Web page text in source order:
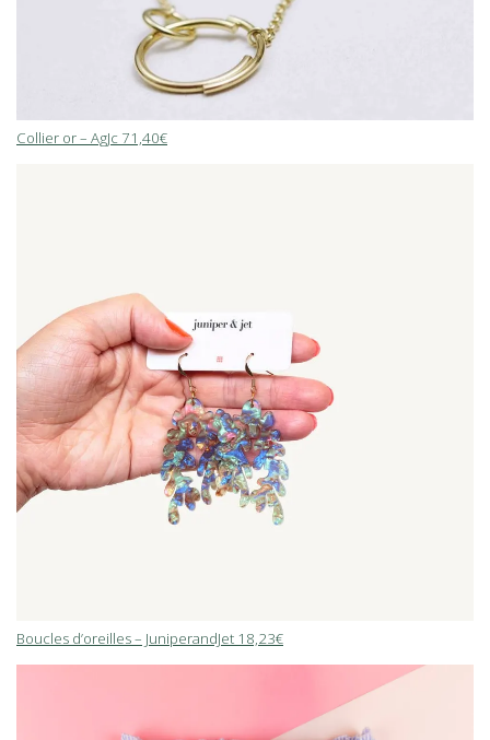
Collier or – AgJc 71,40€
Boucles d’oreilles – JuniperandJet 18,23€